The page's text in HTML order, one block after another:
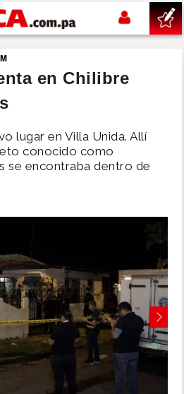
en Chilibre
lugar en Villa Unida. Allí
conocido como
se encontraba dentro de
Next